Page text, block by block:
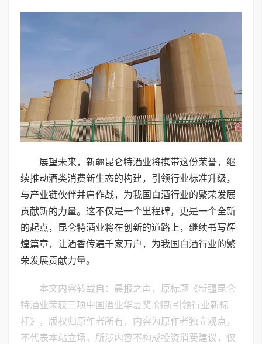
展望未来，新疆昆仑特酒业将携带这份荣誉，继
续推动酒类消费新生态的构建，引领行业标准升级，
与产业链伙伴并肩作战，为我国白酒行业的繁荣发展
贡献新的力量。这不仅是一个里程碑，更是一个全新
的起点，昆仑特酒业将在创新的道路上，继续书写辉
煌篇章，让酒香传遍千家万户，为我国白酒行业的繁
荣发展贡献力量。
本文内容转载自：晨报之声，原标题《新疆昆仑
特酒业荣获三项中国酒业华夏奖,创新引领行业新标
杆》，版权归原作者所有，内容为原作者独立观点，
不代表本站立场。所涉内容不构成投资消费建议，仅